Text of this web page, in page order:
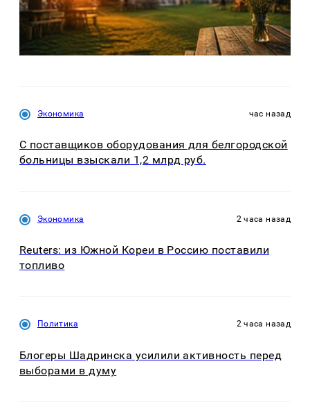
Экономика час назад
С поставщиков оборудования для белгородской
больницы взыскали 1,2 млрд руб.
Экономика 2 часа назад
Reuters: из Южной Кореи в Россию поставили
топливо
Политика 2 часа назад
Блогеры Шадринска усилили активность перед
выборами в думу